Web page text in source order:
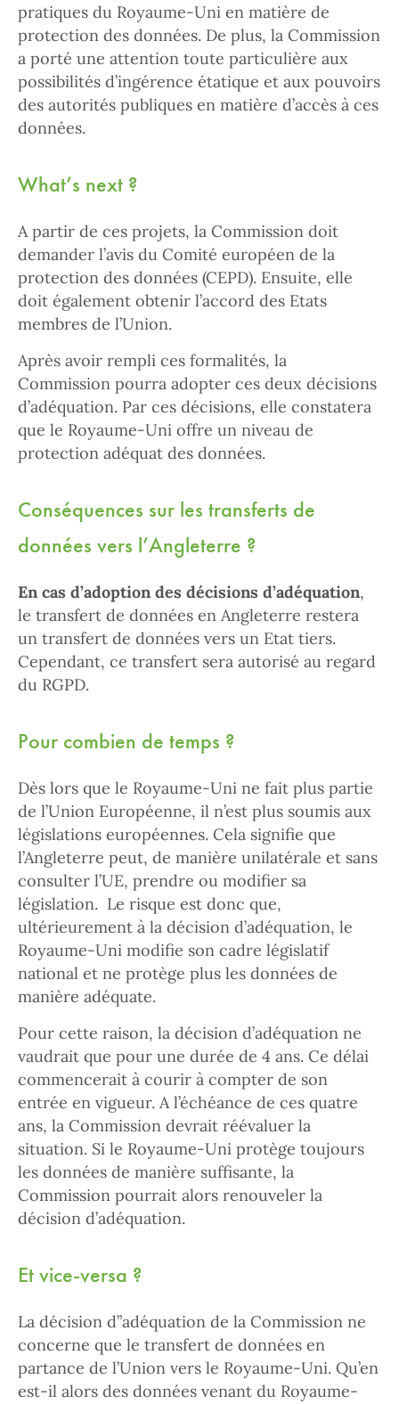
pratiques du Royaume-Uni en matière de
protection des données. De plus, la Commission
a porté une attention toute particulière aux
possibilités d’ingérence étatique et aux pouvoirs
des autorités publiques en matière d’accès à ces
données.
What’s next ?
A partir de ces projets, la Commission doit
demander l’avis du Comité européen de la
protection des données (CEPD). Ensuite, elle
doit également obtenir l’accord des Etats
membres de l’Union.
Après avoir rempli ces formalités, la
Commission pourra adopter ces deux décisions
d’adéquation. Par ces décisions, elle constatera
que le Royaume-Uni offre un niveau de
protection adéquat des données.
Conséquences sur les transferts de
données vers l’Angleterre ?
En cas d’adoption des décisions d’adéquation,
le transfert de données en Angleterre restera
un transfert de données vers un Etat tiers.
Cependant, ce transfert sera autorisé au regard
du RGPD.
Pour combien de temps ?
Dès lors que le Royaume-Uni ne fait plus partie
de l’Union Européenne, il n’est plus soumis aux
législations européennes. Cela signifie que
l’Angleterre peut, de manière unilatérale et sans
consulter l’UE, prendre ou modifier sa
législation. Le risque est donc que,
ultérieurement à la décision d’adéquation, le
Royaume-Uni modifie son cadre législatif
national et ne protège plus les données de
manière adéquate.
Pour cette raison, la décision d’adéquation ne
vaudrait que pour une durée de 4 ans. Ce délai
commencerait à courir à compter de son
entrée en vigueur. A l’échéance de ces quatre
ans, la Commission devrait réévaluer la
situation. Si le Royaume-Uni protège toujours
les données de manière suffisante, la
Commission pourrait alors renouveler la
décision d’adéquation.
Et vice-versa ?
La décision d”adéquation de la Commission ne
concerne que le transfert de données en
partance de l’Union vers le Royaume-Uni. Qu’en
est-il alors des données venant du Royaume-